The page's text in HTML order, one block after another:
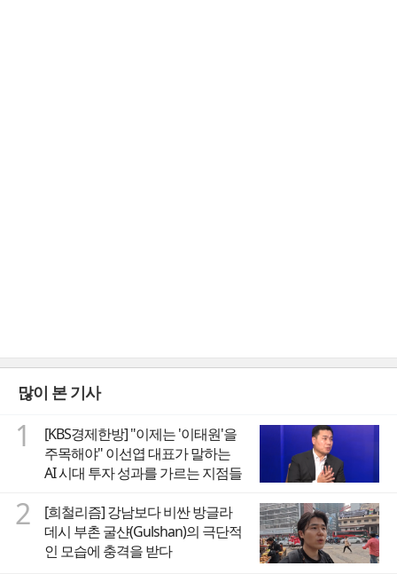
많이 본 기사
1
[KBS경제한방] "이제는 '이태원'을
주목해야" 이선엽 대표가 말하는
AI 시대 투자 성과를 가르는 지점들
2
[희철리즘] 강남보다 비싼 방글라
데시 부촌 굴샨(Gulshan)의 극단적
인 모습에 충격을 받다